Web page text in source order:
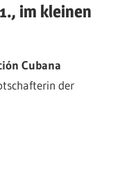
im kleinen
Cubana
der